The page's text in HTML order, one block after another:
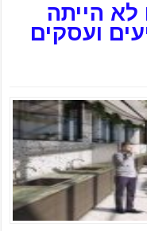
הייתה
ועסקים